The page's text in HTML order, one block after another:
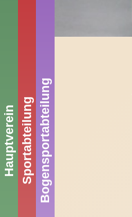
HauptvereinSportabteilungBogensportabteilung